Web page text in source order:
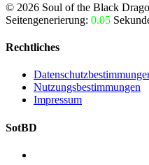
© 2026 Soul of the Black
Seitengenerierung: 0.05
Rechtliches
Nutzungsbestimmungen
Impressum
SotBD